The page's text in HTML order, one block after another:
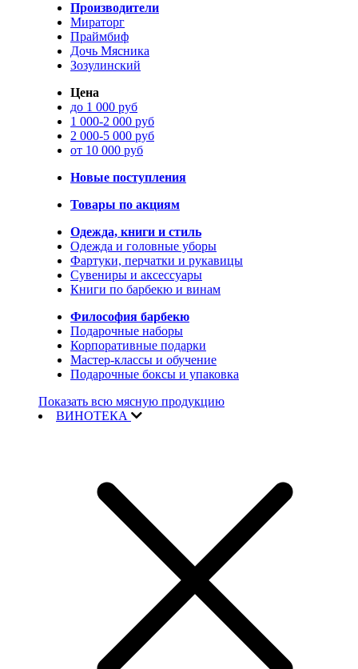
Производители
Мираторг
Праймбиф
Дочь Мясника
Зозулинский
Цена
до 1 000 руб
1 000-2 000 руб
2 000-5 000 руб
от 10 000 руб
Новые поступления
Товары по акциям
Одежда, книги и стиль
Одежда и головные уборы
Фартуки, перчатки и рукавицы
Сувениры и аксессуары
Книги по барбекю и винам
Философия барбекю
Подарочные наборы
Корпоративные подарки
Мастер-классы и обучение
Подарочные боксы и упаковка
Показать всю мясную продукцию
ВИНОТЕКА